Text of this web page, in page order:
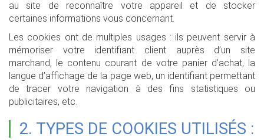
au site de reconnaître votre appareil et de stocker
certaines informations vous concernant.
Les cookies ont de multiples usages : ils peuvent servir à
mémoriser votre identifiant client auprès d’un site
marchand, le contenu courant de votre panier d’achat, la
langue d’affichage de la page web, un identifiant permettant
de tracer votre navigation à des fins statistiques ou
publicitaires, etc.
2. TYPES DE COOKIES UTILISÉS :